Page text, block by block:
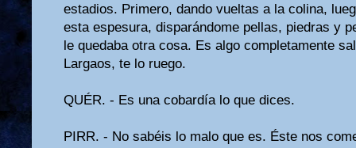
estadios. Primero, dando vueltas a la coli­na,
esta espesura, disparándome pellas, piedras y
le que­daba otra cosa. Es algo completamente
Largaos, te lo ruego.
QUÉR. - Es una cobardía lo que dices.
PIRR. - No sabéis lo malo que es. Éste nos